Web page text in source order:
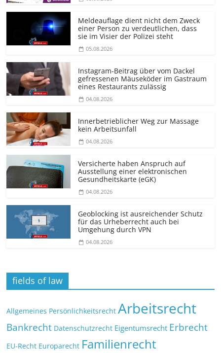
Meldeauflage dient nicht dem Zweck
einer Person zu verdeutlichen, dass
sie im Visier der Polizei steht
05.08.2026
Instagram-Beitrag über vom Dackel
gefressenen Mäuseköder im Gastraum
eines Restaurants zulässig
04.08.2026
Innerbetrieblicher Weg zur Massage
kein Arbeitsunfall
04.08.2026
Versicherte haben Anspruch auf
Ausstellung einer elektronischen
Gesundheitskarte (eGK)
04.08.2026
Geoblocking ist ausreichender Schutz
für das Urheberrecht auch bei
Umgehung durch VPN
04.08.2026
fields of law
Allgemeines Persönlichkeitsrecht Arbeitsrecht
Bankrecht Datenschutzrecht Eigentumsrecht Erbrecht
EU-Recht Europarecht Familienrecht